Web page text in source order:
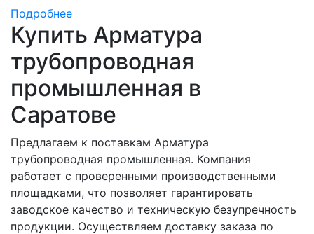
Подробнее
Купить Арматура
трубопроводная
промышленная в
Саратове
Предлагаем к поставкам Арматура
трубопроводная промышленная. Компания
работает с проверенными производственными
площадками, что позволяет гарантировать
заводское качество и техническую безупречность
продукции. Осуществляем доставку заказа по